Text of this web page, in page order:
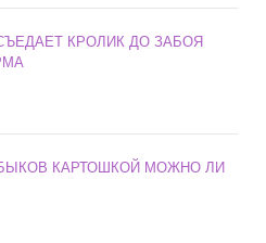
КРОЛИК ДО ЗАБОЯ
КАРТОШКОЙ МОЖНО ЛИ